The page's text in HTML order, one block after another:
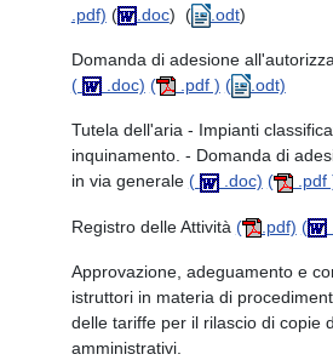
.pdf) ( .doc) ( .odt)
Domanda di adesione
(
.doc) ( .pdf ) ( .odt)
Tutela dell'aria - Impianti
inquinamento. - Domanda di
in via generale ( .doc) ( .pdf
Registro delle Attività ( .pdf) (
Approvazione, adeguamento e
istruttori in materia di
delle tariffe per il rilascio di copie
amministrativi.